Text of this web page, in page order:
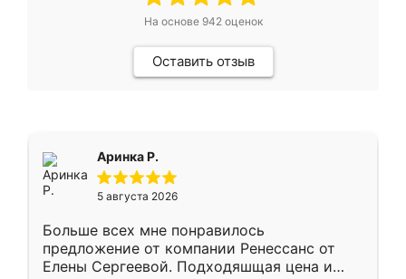
На основе 942оценок
Оставить отзыв
Аринка Р.
5 августа 2026
Больше всех мне понравилось
предложение от компании Ренессанс от
Елены Сергеевой. Подходяшщая цена и